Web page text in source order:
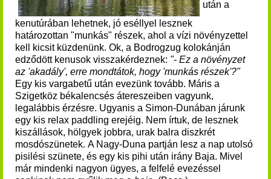
után a
kenutúrában lehetnek, jó eséllyel lesznek
határozottan "munkás" részek, ahol a vízi növényzettel
kell kicsit küzdenünk. Ok, a Bodrogzug kolokánján
edződött kenusok visszakérdeznek: "- Ez a növényzet
az 'akadály', erre mondtátok, hogy 'munkás részek'?"
Egy kis vargabetű után evezünk tovább. Máris a
Szigetköz békalencsés átereszeiben vagyunk,
legalábbis érzésre. Ugyanis a Simon-Dunában járunk
egy kis relax paddling erejéig. Nem írtuk, de lesznek
kiszállások, hölgyek jobbra, urak balra diszkrét
mosdószünetek. A Nagy-Duna partján lesz a nap utolsó
pisilési szünete, és egy kis pihi után irány Baja. Mivel
már mindenki nagyon ügyes, a felfelé evezéssel